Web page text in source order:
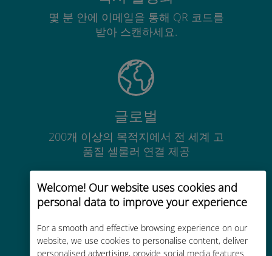
Welcome! Our website uses cookies and
personal data to improve your experience
For a smooth and effective browsing experience on our
website, we use cookies to personalise content, deliver
personalised advertising, provide social media features
몇 분 안에 이메일을 통해 QR 코드를
받아 스캔하세요.
글로벌
200개 이상의 목적지에서 전 세계 고
품질 셀룰러 연결 제공
비용 효율적